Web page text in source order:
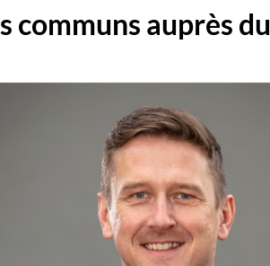
communs auprès du